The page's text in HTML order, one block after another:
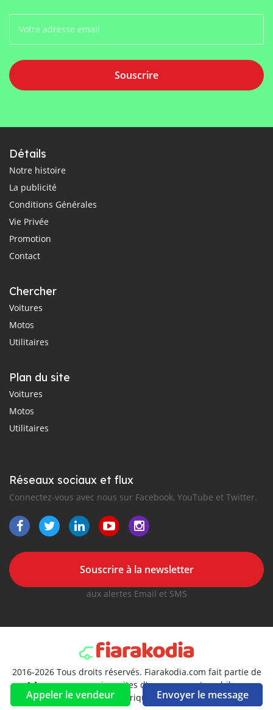
Appeler le vendeur Envoyer le message
Souscrire
Détails
Notre histoire
La publicité
Conditions Générales
Vie Privée
Promotion
Contact
Chercher
Voitures
Motos
Utilitaires
Plan du site
Voitures
Motos
Utilitaires
Réseaux sociaux et flux
Connectez-vous avec nous sur Facebook, YouTube et Twitter.
Souscrire à la newsletter
aux alertes Email et SMS
2016-2026 Tous droits réservés. Fiarakodia.com fait partie de
, premiers sites d'annonces automobiles en
Afrique